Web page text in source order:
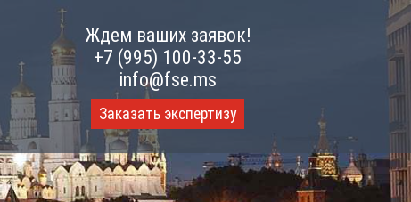
Ждем ваших заявок!
+7 (995) 100-33-55
info@fse.ms
Заказать экспертизу